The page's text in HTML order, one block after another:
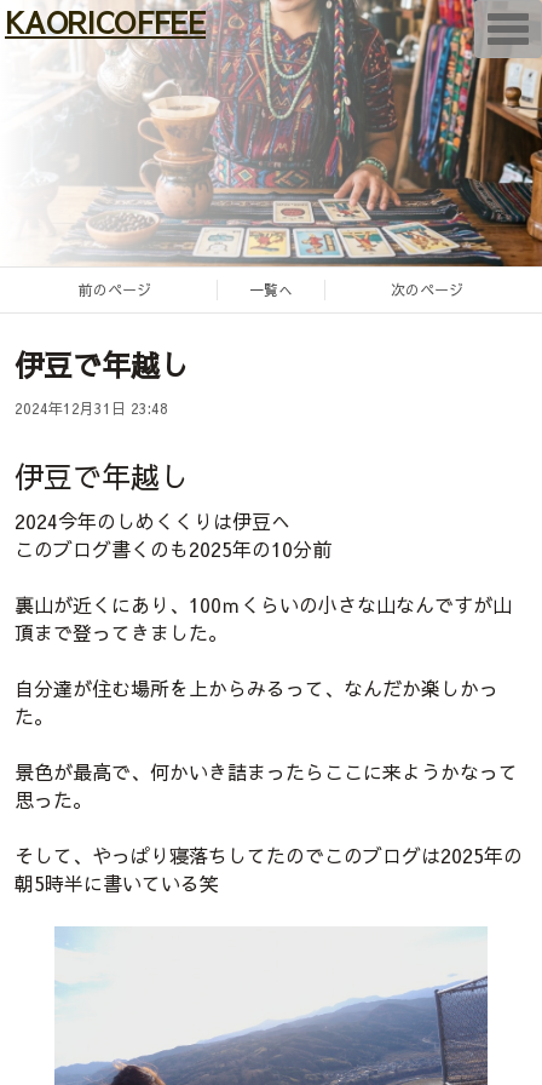
KAORICOFFEE
けいたBicycle
×
すずめタロット
前のページ 一覧へ 次のページ
伊豆で年越し
2024年12月31日 23:48
伊豆で年越し
2024今年のしめくくりは伊豆へ
このブログ書くのも2025年の10分前
裏山が近くにあり、100ｍくらいの小さな山なんですが山
頂まで登ってきました。
自分達が住む場所を上からみるって、なんだか楽しかっ
た。
景色が最高で、何かいき詰まったらここに来ようかなって
思った。
そして、やっぱり寝落ちしてたのでこのブログは2025年の
朝5時半に書いている笑
T
o
g
g
l
e
n
v
i
g
a
t
i